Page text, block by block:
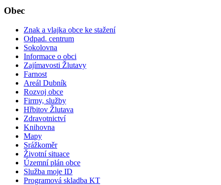
Obec
Znak a vlajka obce ke stažení
Odpad. centrum
Sokolovna
Informace o obci
Zajímavosti Žlutavy
Farnost
Areál Dubník
Rozvoj obce
Firmy, služby
Hřbitov Žlutava
Zdravotnictví
Knihovna
Mapy
Srážkoměr
Životní situace
Územní plán obce
Služba moje ID
Programová skladba KT